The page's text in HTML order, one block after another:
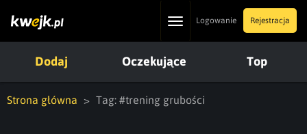
ToggleLogowanie Rejestracja
Dodaj Oczekujące Top
Strona główna Tag: #trening grubości